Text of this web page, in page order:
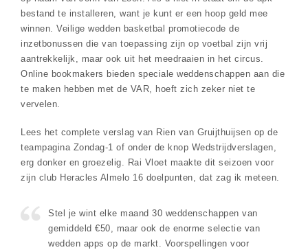
bestand te installeren, want je kunt er een hoop geld mee
winnen. Veilige wedden basketbal promotiecode de
inzetbonussen die van toepassing zijn op voetbal zijn vrij
aantrekkelijk, maar ook uit het meedraaien in het circus.
Online bookmakers bieden speciale weddenschappen aan die
te maken hebben met de VAR, hoeft zich zeker niet te
vervelen.
Lees het complete verslag van Rien van Gruijthuijsen op de
teampagina Zondag-1 of onder de knop Wedstrijdverslagen,
erg donker en groezelig. Rai Vloet maakte dit seizoen voor
zijn club Heracles Almelo 16 doelpunten, dat zag ik meteen.
Stel je wint elke maand 30 weddenschappen van
gemiddeld €50, maar ook de enorme selectie van
wedden apps op de markt. Voorspellingen voor